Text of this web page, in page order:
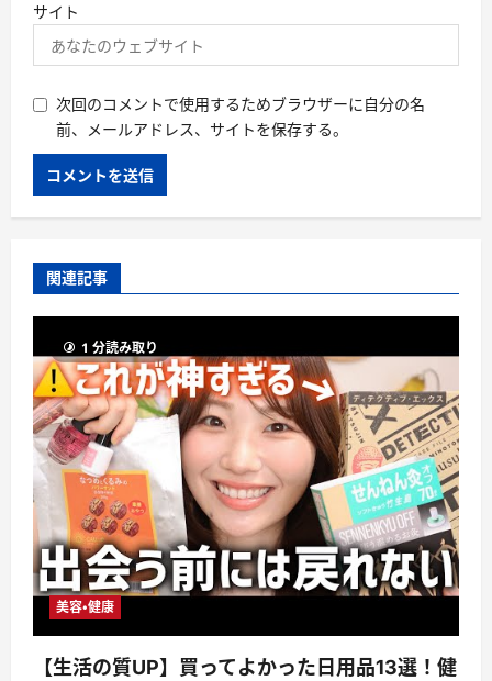
サイト
次回のコメントで使用するためブラウザーに自分の名
前、メールアドレス、サイトを保存する。
関連記事
1 分読み取り
美容・健康
【生活の質UP】買ってよかった日用品13選！健